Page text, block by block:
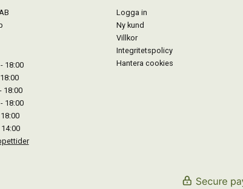
18:00
18:00
18:00
14:00
Logga in
Ny kund
Villkor
Integritetspolicy
Hantera cookies